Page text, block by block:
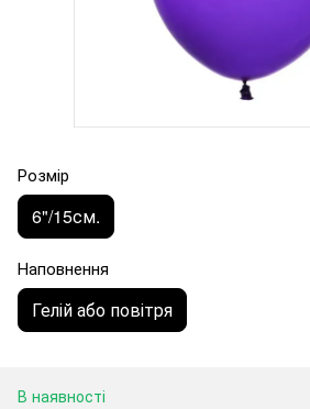
Розмір
6"/15см.
Наповнення
Гелій або повітря
В наявності